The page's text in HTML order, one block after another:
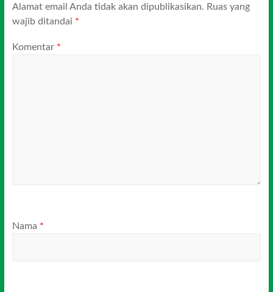
Alamat email Anda tidak akan dipublikasikan. Ruas yang
wajib ditandai *
Komentar *
Nama *